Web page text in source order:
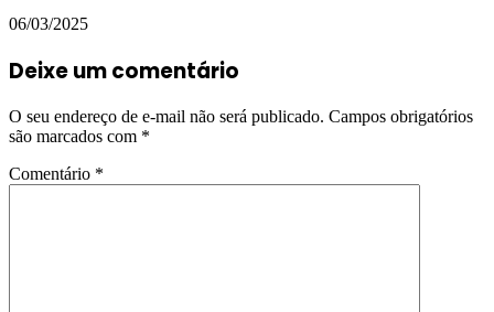
06/03/2025
Deixe um comentário
O seu endereço de e-mail não será publicado. Campos obrigatórios
são marcados com *
Comentário *